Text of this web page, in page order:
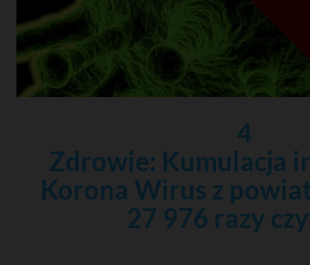
4
Zdrowie: Kumulacja
Korona Wirus z
27 976 razy